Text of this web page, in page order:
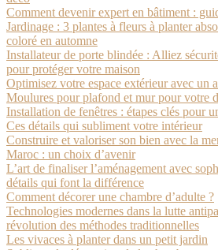
Comment devenir expert en bâtiment :
Jardinage : 3 plantes à fleurs à planter
coloré en automne
Installateur de porte blindée : Alliez
pour protéger votre maison
Optimisez votre espace extérieur avec un
Moulures pour plafond et mur pour votre
Installation de fenêtres : étapes clés pour
Ces détails qui subliment votre intérieur
Construire et valoriser son bien avec la
Maroc : un choix d’avenir
L’art de finaliser l’aménagement avec
détails qui font la différence
Comment décorer une chambre d’adulte ?
Technologies modernes dans la lutte
révolution des méthodes traditionnelles
Les vivaces à planter dans un petit jardin